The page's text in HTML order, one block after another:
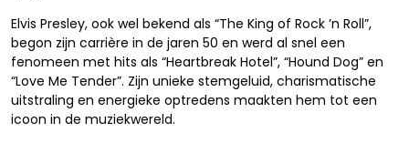
Elvis Presley, ook wel bekend als “The King of Rock ’n Roll”,
begon zijn carrière in de jaren 50 en werd al snel een
fenomeen met hits als “Heartbreak Hotel”, “Hound Dog” en
“Love Me Tender”. Zijn unieke stemgeluid, charismatische
uitstraling en energieke optredens maakten hem tot een
icoon in de muziekwereld.